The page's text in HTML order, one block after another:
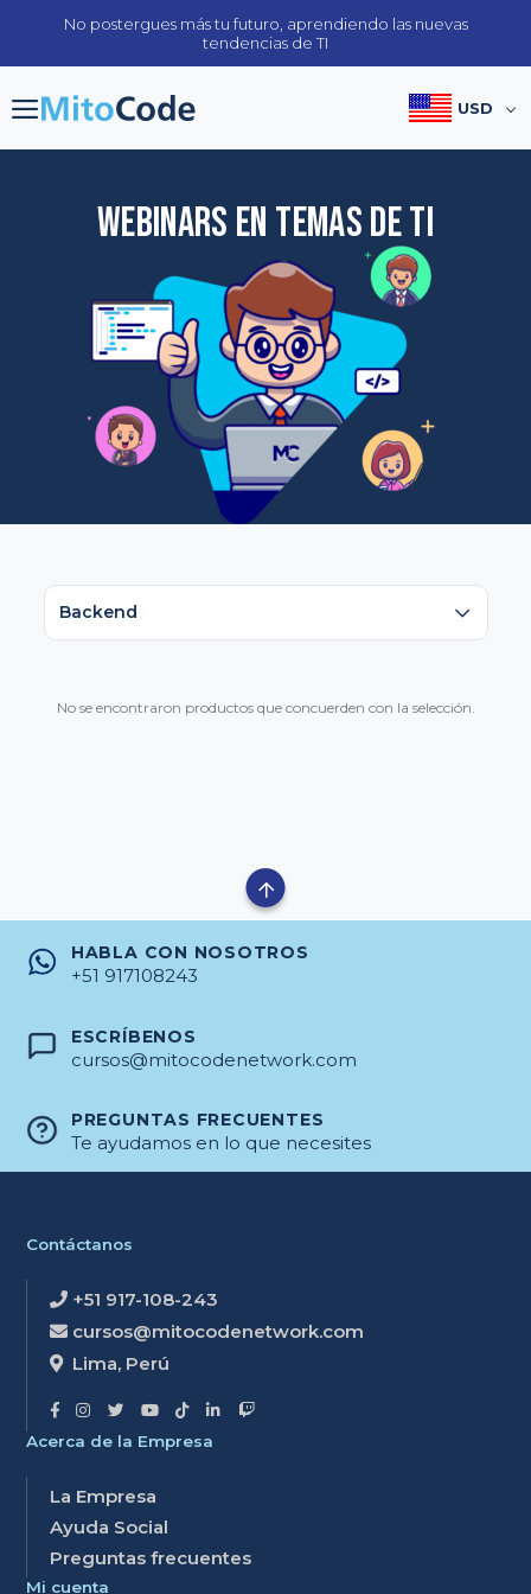
No postergues más tu futuro, aprendiendo las nuevas
tendencias de TI
USD
Webinars en temas de TI
Backend
No se encontraron productos que concuerden con la selección.
HABLA CON NOSOTROS
+51 917108243
ESCRÍBENOS
cursos@mitocodenetwork.com
PREGUNTAS FRECUENTES
Te ayudamos en lo que necesites
Contáctanos
+51 917-108-243
cursos@mitocodenetwork.com
Lima, Perú
Acerca de la Empresa
La Empresa
Ayuda Social
Preguntas frecuentes
Mi cuenta